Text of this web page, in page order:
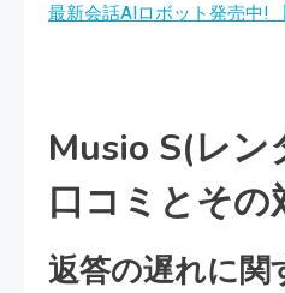
最新会話AIロボット発売中!
Musio S(レン
口コミとその
返答の遅れに関